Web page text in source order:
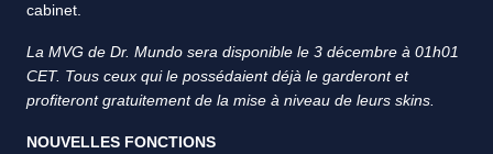
cabinet.
La MVG de Dr. Mundo sera disponible le 3 décembre à 01h01
CET. Tous ceux qui le possédaient déjà le garderont et
profiteront gratuitement de la mise à niveau de leurs skins.
NOUVELLES FONCTIONS